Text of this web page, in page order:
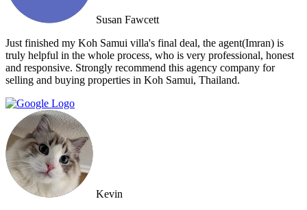
Susan Fawcett
Just finished my Koh Samui villa's final deal, the agent(Imran) is
truly helpful in the whole process, who is very professional, honest
and responsive. Strongly recommend this agency company for
selling and buying properties in Koh Samui, Thailand.
Kevin